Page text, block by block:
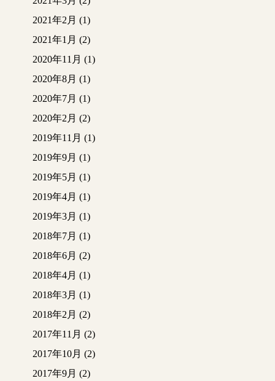
2021年2月 (1)
2021年1月 (2)
2020年11月 (1)
2020年8月 (1)
2020年7月 (1)
2020年2月 (2)
2019年11月 (1)
2019年9月 (1)
2019年5月 (1)
2019年4月 (1)
2019年3月 (1)
2018年7月 (1)
2018年6月 (2)
2018年4月 (1)
2018年3月 (1)
2018年2月 (2)
2017年11月 (2)
2017年10月 (2)
2017年9月 (2)